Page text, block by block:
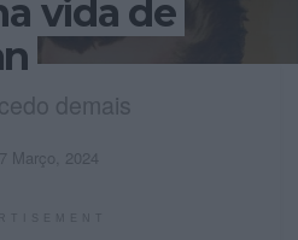
vida de
demais
17 Março, 2024